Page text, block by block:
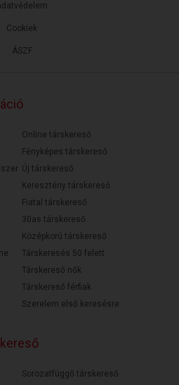
ÁSZF
Cookiek
Online társkereső
Fényképes társkereső
Új társkereső
Keresztény társkereső
Fiatal társkereső
30as társkereső
Középkorú társkereső
Társkeresés 50 felett
Társkereső nők
Társkereső férfiak
Szerelem első keresésre
Sorozatfüggő társkereső